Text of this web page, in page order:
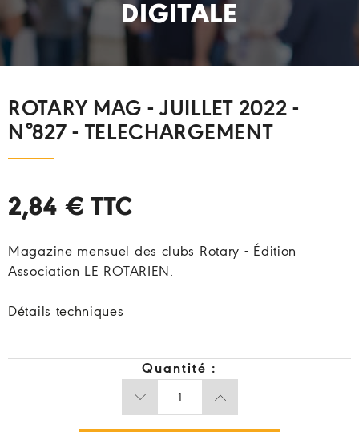
DIGITALE
ROTARY MAG - JUILLET 2022 -
N°827 - TELECHARGEMENT
2,84 € TTC
Magazine mensuel des clubs Rotary - Édition
Association LE ROTARIEN.
Détails techniques
Quantité :